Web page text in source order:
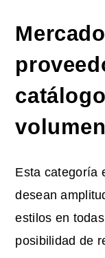
volumen
Esta categoría
desean
estilos en
posibilidad de